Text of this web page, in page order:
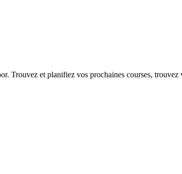
Trouvez et planifiez vos prochaines courses,